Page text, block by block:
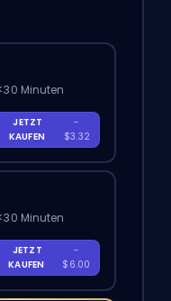
Minuten
JETZT
KAUFEN
-
$3.32
Minuten
JETZT
KAUFEN
-
$6.00